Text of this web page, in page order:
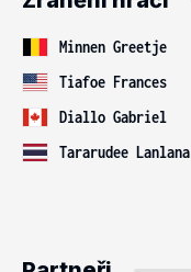
Minnen Greetje
Tiafoe Frances
Diallo Gabriel
Tararudee Lanlana